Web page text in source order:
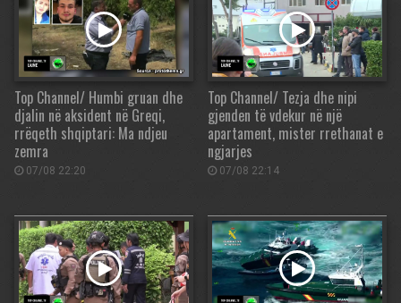
Top Channel/ Humbi gruan dhe
djalin në aksident në Greqi,
rrëqeth shqiptari: Ma ndjeu
zemra
07/08 22:20
Top Channel/ Tezja dhe nipi
gjenden të vdekur në një
apartament, mister rrethanat e
ngjarjes
07/08 22:14